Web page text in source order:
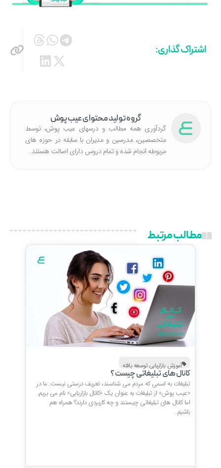
اشتراک گذاری:
گروه تولید محتوای عیب پوش
گردآوری همه مطالب و درسهای عیب پوش، توسط
متخصصین، مدرسین و مدیران با سابقه در حوزه های
مربوطه انجام شده‌ و تمام دروس دارای اصالت هستند.
مطالب مرتبط
آموزش بازاریابی توسعه یافته
کانال های تبلیغاتی چیست ؟
تبلیغات به اسمی که مردم می شناسند، تعریف درستی نیست. ما در
«عیب پوش» از تبلیغات به عنوان یک «کانال بازاریابی» نام می بریم.
اما کانال های تبلیغاتی چیستند و چه کاربردی دارند؟ همراه هم
باشیم…